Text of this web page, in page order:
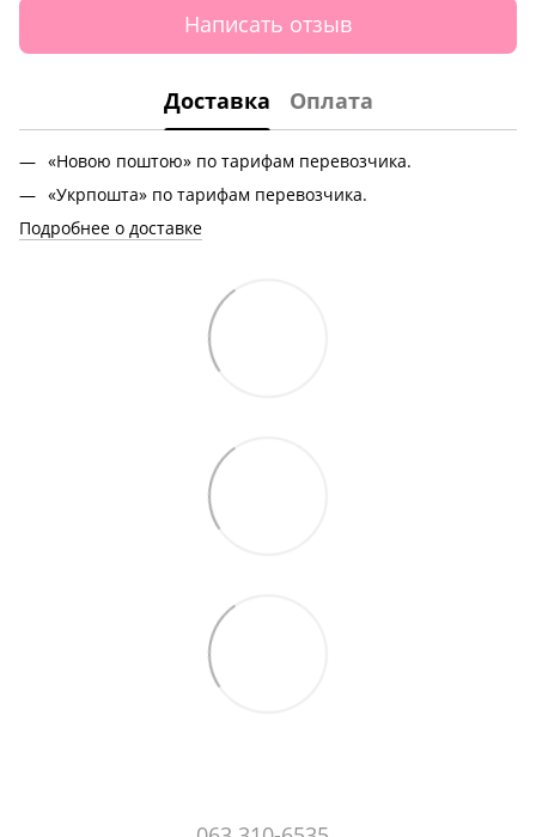
Написать отзыв
Доставка Оплата
«Новою поштою» по тарифам перевозчика.
«Укрпошта» по тарифам перевозчика.
Подробнее о доставке